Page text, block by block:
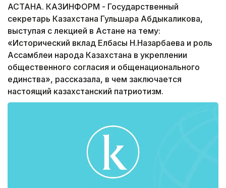
АСТАНА. КАЗИНФОРМ - Государственный
секретарь Казахстана Гульшара Абдыкаликова,
выступая с лекцией в Астане на тему:
«Исторический вклад Елбасы Н.Назарбаева и роль
Accамблеи народа Казахстана в укреплении
общественного согласия и общенационального
единства», рассказала, в чем заключается
настоящий казахстанский патриотизм.